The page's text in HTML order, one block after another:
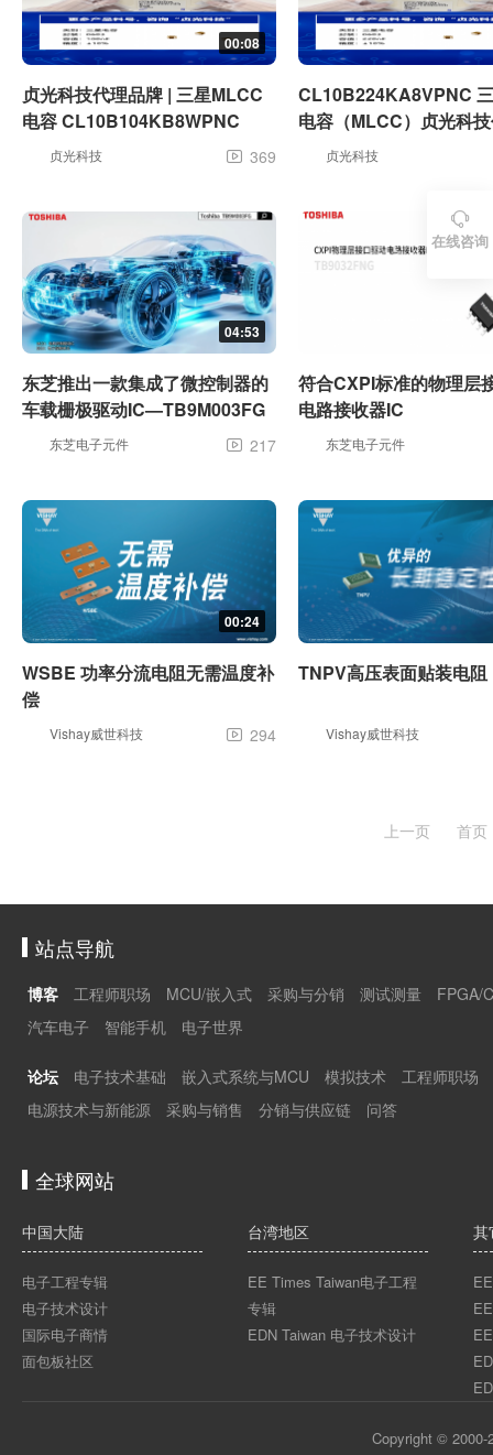
00:08
贞光科技代理品牌 | 三星MLCC
电容 CL10B104KB8WPNC
贞光科技  369
CL10B224KA8VPNC
电容（MLCC）贞光科
贞光科技
04:53
东芝推出一款集成了微控制器的
车载栅极驱动IC—TB9M003FG
东芝电子元件  217
符合CXPI标准的物理层
电路接收器IC
东芝电子元件
00:24
WSBE 功率分流电阻无需温度补
偿
Vishay威世科技  294
TNPV高压表面贴装电阻
Vishay威世科技
上一页 首页
站点导航
博客 工程师职场 MCU/嵌入式 采购与分销 测试测量
FPGA/
汽车电子
智能手机 电子世界
论坛 电子技术基础 嵌入式系统与MCU 模拟技术
工程师职场
电源技术与新能源
采购与销售 分销与供应链 问答
全球网站
中国大陆
电子工程专辑
电子技术设计
国际电子商情
面包板社区
台湾地区
EE Times Taiwan电子工程
专辑
EDN Taiwan 电子技术设计
其
Copyright © 2000-

在线咨询